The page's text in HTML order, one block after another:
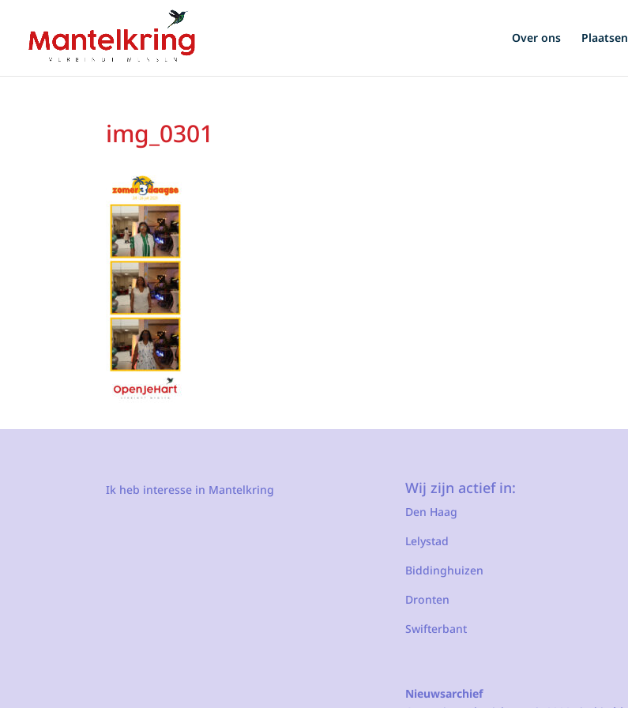
Over ons Plaatsen
img_0301
Ik heb interesse in Mantelkring Wij zijn actief in:
Den Haag
Lelystad
Biddinghuizen
Dronten
Swifterbant
Nieuwsarchief